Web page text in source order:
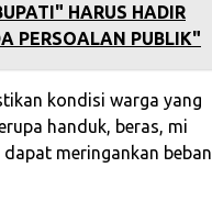
HARUS HADIR
PERSOALAN PUBLIK"
kondisi warga yang
handuk, beras, mi
meringankan beban